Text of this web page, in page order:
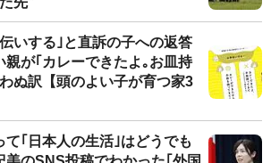
いする｣と直訴の子への返答
が｢カレーできたよ｡お皿持
ぬ訳【頭のよい子が育つ家3
て｢日本人の生活｣はどうでも